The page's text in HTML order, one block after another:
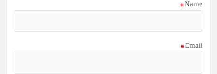
Name
*
Email
*